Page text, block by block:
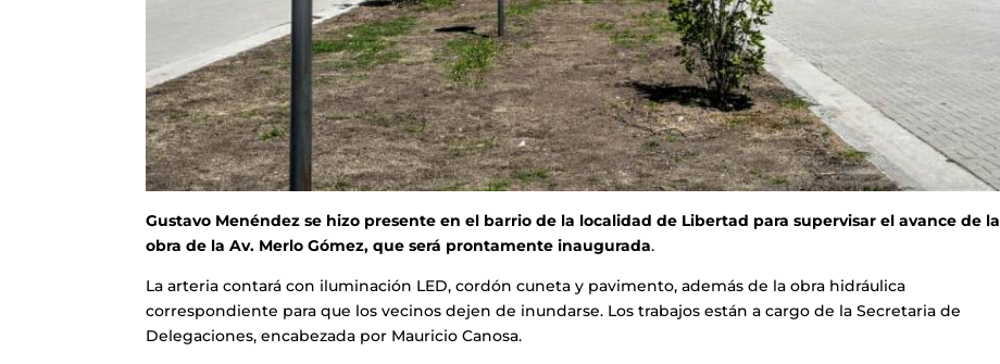
Gustavo Menéndez se hizo presente en el barrio de la localidad de Libertad para supervisar el avance de la
obra de la Av. Merlo Gómez, que será prontamente inaugurada.
La arteria contará con iluminación LED, cordón cuneta y pavimento, además de la obra hidráulica
correspondiente para que los vecinos dejen de inundarse. Los trabajos están a cargo de la Secretaria de
Delegaciones, encabezada por Mauricio Canosa.